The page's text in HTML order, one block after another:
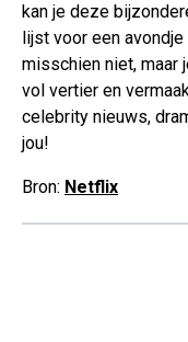
kan je deze
lijst voor een
misschien niet, maar
vol vertier en
celebrity nieuws,
jou!
Bron: Netflix